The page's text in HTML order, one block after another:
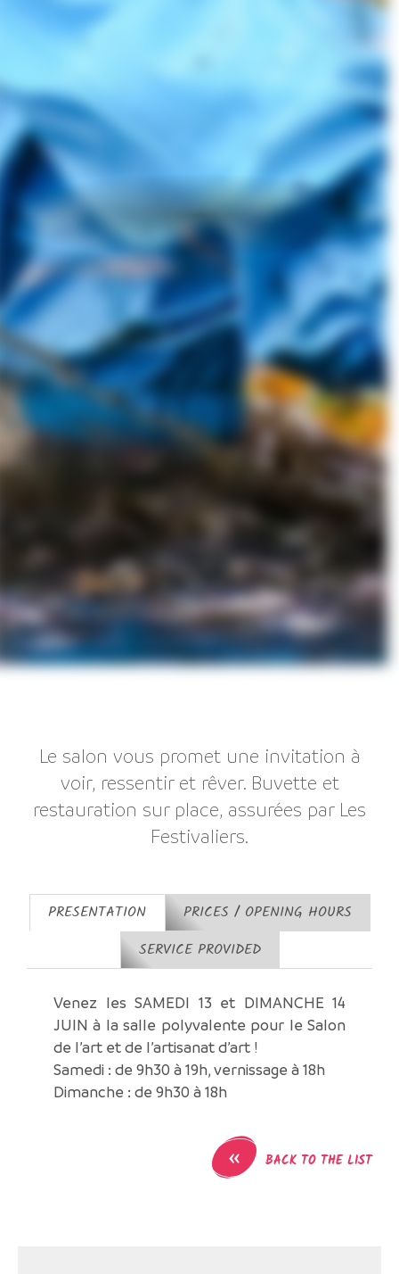
Le salon vous promet une invitation à
voir, ressentir et rêver. Buvette et
restauration sur place, assurées par Les
Festivaliers.
PRESENTATION
PRICES / OPENING HOURS
SERVICE PROVIDED
Venez les SAMEDI 13 et DIMANCHE 14
JUIN à la salle polyvalente pour le Salon
de l’art et de l’artisanat d’art !
Samedi : de 9h30 à 19h, vernissage à 18h
Dimanche : de 9h30 à 18h
« BACK TO THE LIST